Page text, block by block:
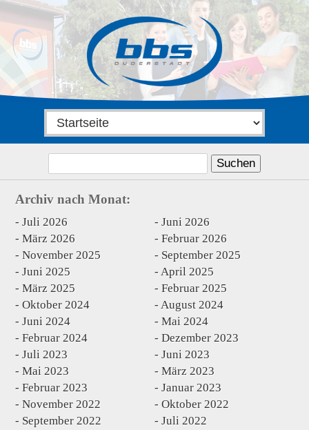
Suchen
Archiv nach Monat:
Juli 2026
Juni 2026
März 2026
Februar 2026
November 2025
September 2025
Juni 2025
April 2025
März 2025
Februar 2025
Oktober 2024
August 2024
Juni 2024
Mai 2024
Februar 2024
Dezember 2023
Juli 2023
Juni 2023
Mai 2023
März 2023
Februar 2023
Januar 2023
November 2022
Oktober 2022
September 2022
Juli 2022